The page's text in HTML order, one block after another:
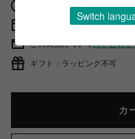
獲得ポイントの確認方法はこ
販売期間 2023年03月16日
この商品について問い合わせ
ギフト：ラッピング不可
カ
Switch